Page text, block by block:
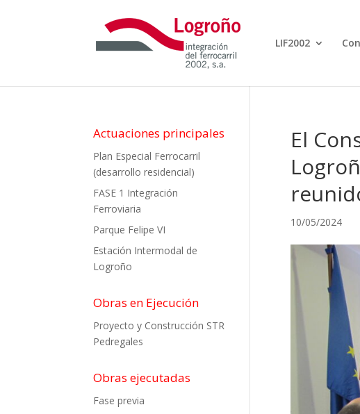
LIF2002
El
10/05/2024
Actuaciones principales
Plan Especial Ferrocarril
(desarrollo residencial)
FASE 1 Integración
Ferroviaria
Parque Felipe VI
Estación Intermodal de
Logroño
Obras en Ejecución
Proyecto y Construcción STR
Pedregales
Obras ejecutadas
Fase previa